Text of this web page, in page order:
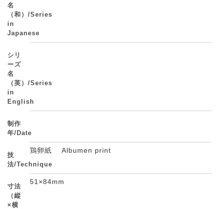
名
（和）/Series
in
Japanese
シリ
ーズ
名
（英）/Series
in
English
制作
年/Date
技
法/Technique
鶏卵紙 Albumen print
寸法
（縦
×横
51×84mm